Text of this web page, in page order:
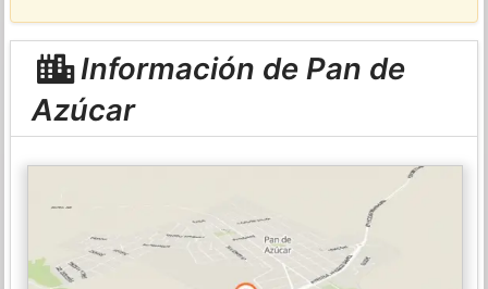
Información de Pan de
Azúcar